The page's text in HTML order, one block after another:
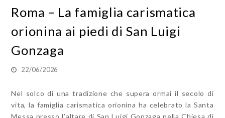
Roma – La famiglia carismatica
orionina ai piedi di San Luigi
Gonzaga
22/06/2026
Nel solco di una tradizione che supera ormai il secolo di
vita, la famiglia carismatica orionina ha celebrato la Santa